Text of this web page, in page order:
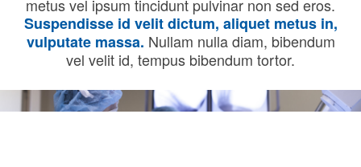
metus vel ipsum tincidunt pulvinar non sed eros.
Suspendisse id velit dictum, aliquet metus in,
vulputate massa. Nullam nulla diam, bibendum
vel velit id, tempus bibendum tortor.